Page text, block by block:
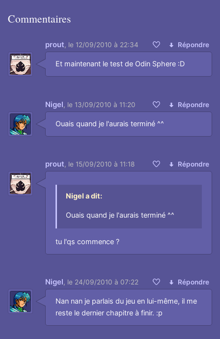
Commentaires
prout, le 12/09/2010 à 22:34 Répondre
Et maintenant le test de Odin Sphere :D
Nigel, le 13/09/2010 à 11:20 Répondre
Ouais quand je l'aurais terminé ^^
prout, le 15/09/2010 à 11:18 Répondre
Nigel a dit:
Ouais quand je l'aurais terminé ^^
tu l'qs commence ?
Nigel, le 24/09/2010 à 07:22 Répondre
Nan nan je parlais du jeu en lui-même, il me
reste le dernier chapitre à finir. :p